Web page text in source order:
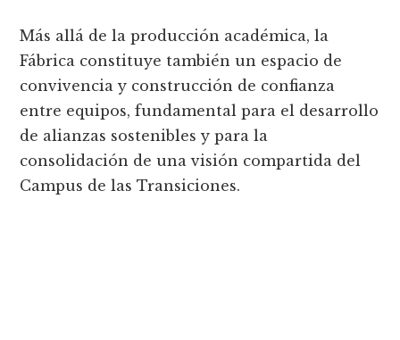
Más allá de la producción académica, la
Fábrica constituye también un espacio de
convivencia y construcción de confianza
entre equipos, fundamental para el desarrollo
de alianzas sostenibles y para la
consolidación de una visión compartida del
Campus de las Transiciones.